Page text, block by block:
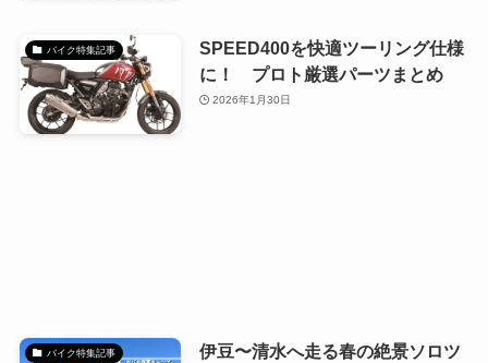
バイク特集記事
SPEED400を快適ツーリング仕様
に！ プロト厳選パーツまとめ
2026年1月30日
バイク特集記事
伊豆〜清水へ走る春の絶景ソロツ